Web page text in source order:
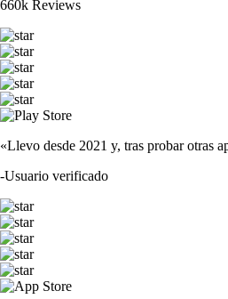
660k Reviews
«Llevo desde 2021 y, tras probar otras
-Usuario verificado